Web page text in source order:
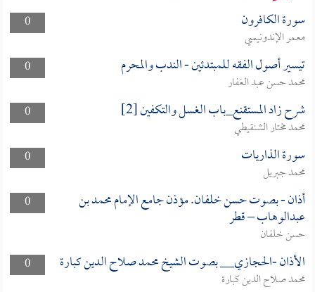
0 سورة الكافرون
معمر الإندونيسي
0
تيسير أصول الفقه للمبتدئين - الندب والمحرم
محمد حسن عبد الغفار
0
شرح زاد المستقنع_باب الغسل والتكفين [2]
محمد مختار الشنقيطي
0
سورة الذاريات
محمد جبريل
0
أذان - بصوت حسن خلفان. مؤذن جامع الإمام محمد بن
عبدالوهاب – قطر
حسن خلفان
0
الأذان -الحجازي__ بصوت الشيخ محمد صلاح الدين كبارة
محمد صلاح الدين كبارة